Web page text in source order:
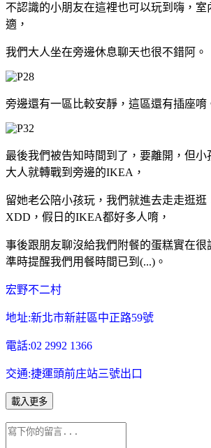
不認識的小朋友在這裡也可以玩到嗨，
適，
我們大人坐在旁邊休息聊天也很不錯阿。
旁邊還有一區比較安靜，這區還有插座唷
最後我們被告知時間到了，要離開，但小
大人就轉戰到旁邊的IKEA，
留她老公陪小孩玩，我們就進去走走逛逛
XDD，假日的IKEA都好多人唷，
事後跟朋友聊沒給我們附餐的蛋糕實在很
準時提醒我們用餐時間已到(...)。
宏野不二村
地址:新北市新莊區中正路59號
電話:02 2992 1366
交通:捷運頭前庄站三號出口
載入更多